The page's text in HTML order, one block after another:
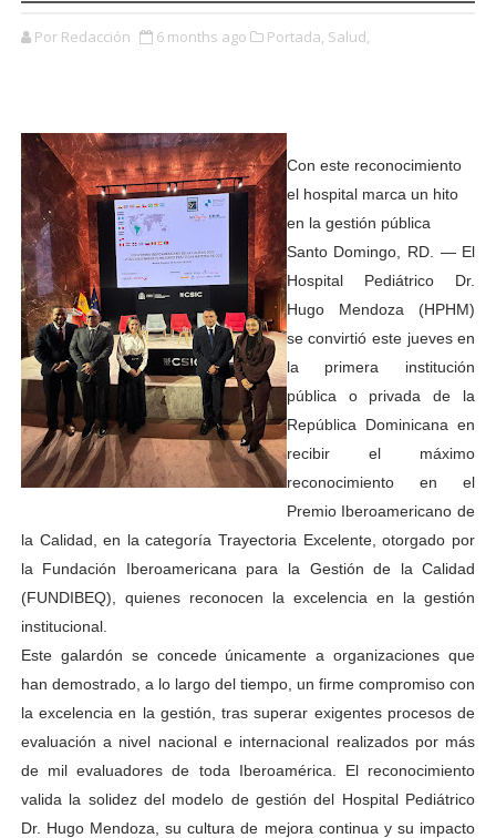
Por Redacción 6 months ago Portada, Salud,
Con este reconocimiento
el hospital marca un hito
en la gestión pública
Santo Domingo, RD. — El
Hospital Pediátrico Dr.
Hugo Mendoza (HPHM)
se convirtió este jueves en
la primera institución
pública o privada de la
República Dominicana en
recibir el máximo
reconocimiento en el
Premio Iberoamericano de
la Calidad, en la categoría Trayectoria Excelente, otorgado por
la Fundación Iberoamericana para la Gestión de la Calidad
(FUNDIBEQ), quienes reconocen la excelencia en la gestión
institucional.
Este galardón se concede únicamente a organizaciones que
han demostrado, a lo largo del tiempo, un firme compromiso con
la excelencia en la gestión, tras superar exigentes procesos de
evaluación a nivel nacional e internacional realizados por más
de mil evaluadores de toda Iberoamérica. El reconocimiento
valida la solidez del modelo de gestión del Hospital Pediátrico
Dr. Hugo Mendoza, su cultura de mejora continua y su impacto